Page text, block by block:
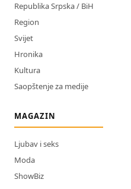
Republika Srpska / BiH
Region
Svijet
Hronika
Kultura
Saopštenje za medije
MAGAZIN
Ljubav i seks
Moda
ShowBiz